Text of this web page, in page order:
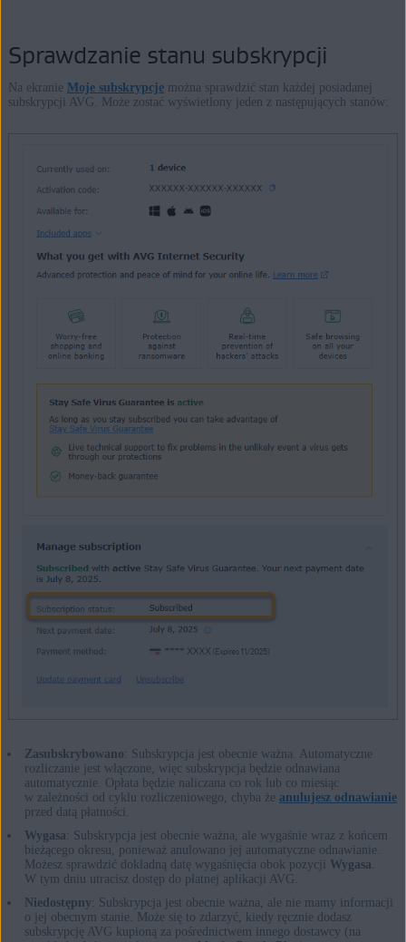
Sprawdzanie stanu subskrypcji
Na ekranie Moje subskrypcjemożna sprawdzić stan każdej posiadanej
subskrypcji AVG. Może zostać wyświetlony jeden z następujących stanów:
Zasubskrybowano : Subskrypcja jest obecnie ważna. Automatyczne
rozliczanie jest włączone, więc subskrypcja będzie odnawiana
automatycznie. Opłata będzie naliczana co rok lub co miesiąc
w zależności od cyklu rozliczeniowego, chyba że anulujesz odnawianie
przed datą płatności.
Wygasa : Subskrypcja jest obecnie ważna, ale wygaśnie wraz z końcem
bieżącego okresu, ponieważ anulowano jej automatyczne odnawianie.
Możesz sprawdzić dokładną datę wygaśnięcia obok pozycji Wygasa.
W tym dniu utracisz dostęp do płatnej aplikacji AVG.
Niedostępny : Subskrypcja jest obecnie ważna, ale nie mamy informacji
o jej obecnym stanie. Może się to zdarzyć, kiedy ręcznie dodasz
subskrypcję AVG kupioną za pośrednictwem innego dostawcy (na